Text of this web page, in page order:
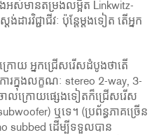
អស់មានតម្រងលម្អិត Linkwitz-
ារវិជ្ជាជីវៈ ប៉ុន្តែម្តងទៀត តើអ្នក
រោយ អ្នកជ្រើសរើសដំបូងថាតើ
រក្នុងលក្ខណៈ stereo 2-way, 3-
រាលក្រោយផ្សេងទៀតក៏ជ្រើសរើស
ឬទេ។ (ប្រព័ន្ធភាគច្រើន
subbed ដើម្បីទទួលបាន